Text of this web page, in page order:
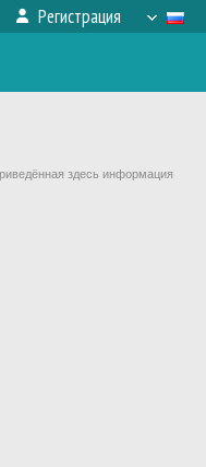
Регистрация
здесь информация